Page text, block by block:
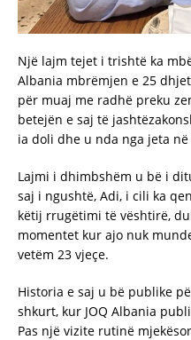
Një lajm tejet i trishtë ka
Albania mbrëmjen e 25
për muaj me radhë preku
betejën e saj të
ia doli dhe u nda nga jeta
Lajmi i dhimbshëm u bë i
saj i ngushtë, Adi, i cili ka
këtij rrugëtimi të vështirë,
momentet kur ajo nuk
vetëm 23 vjeçe.
Historia e saj u bë publike
shkurt, kur JOQ Albania
Pas një vizite rutinë